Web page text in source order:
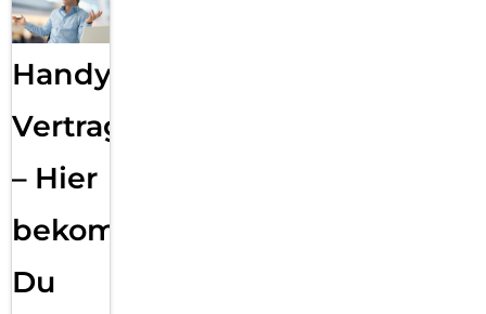
Handy
Vertragsabwicklung
– Hier
bekommst
Du